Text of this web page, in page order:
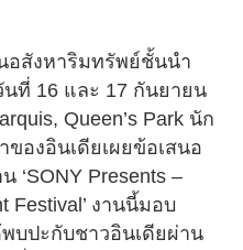
อสังหาริมทรัพย์ชั้นนำ
นที่ 16 และ 17 กันยายน
Queen’s Park นัก
องอินเดียเผยข้อเสนอ
‘SONY Presents –
Festival’ งานนี้มอบ
บปะกับชาวอินเดียผ่าน